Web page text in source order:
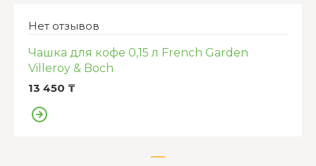
Нет отзывов
Чашка для кофе 0,15 л French Garden
Villeroy & Boch
13 450 ₸